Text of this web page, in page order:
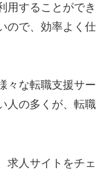
用することができ
ので、効率よく仕
々な転職支援サー
人の多くが、転職
求人サイトをチェ